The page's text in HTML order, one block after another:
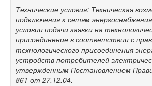
Технические условия: Техническая
подключения к сетям
условии подачи заявки на
присоединение в соответствии с
технологического присоединения
устройств потребителей
утвержденным Постановлением
861 от 27.12.04.